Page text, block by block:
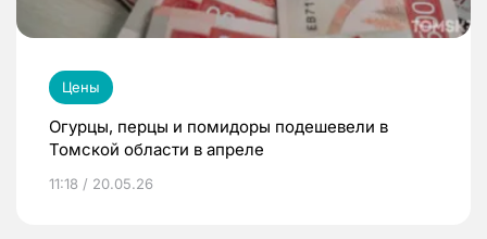
Цены
Огурцы, перцы и помидоры подешевели в
Томской области в апреле
11:18 / 20.05.26